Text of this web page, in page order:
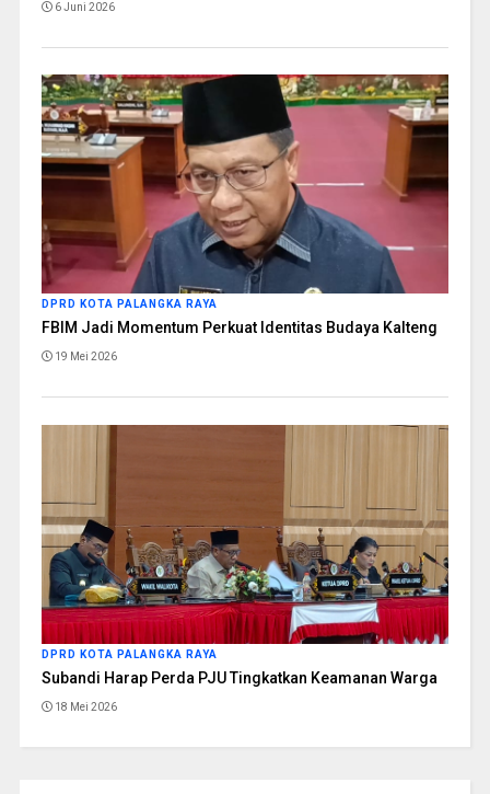
6 Juni 2026
DPRD KOTA PALANGKA RAYA
FBIM Jadi Momentum Perkuat Identitas Budaya Kalteng
19 Mei 2026
DPRD KOTA PALANGKA RAYA
Subandi Harap Perda PJU Tingkatkan Keamanan Warga
18 Mei 2026